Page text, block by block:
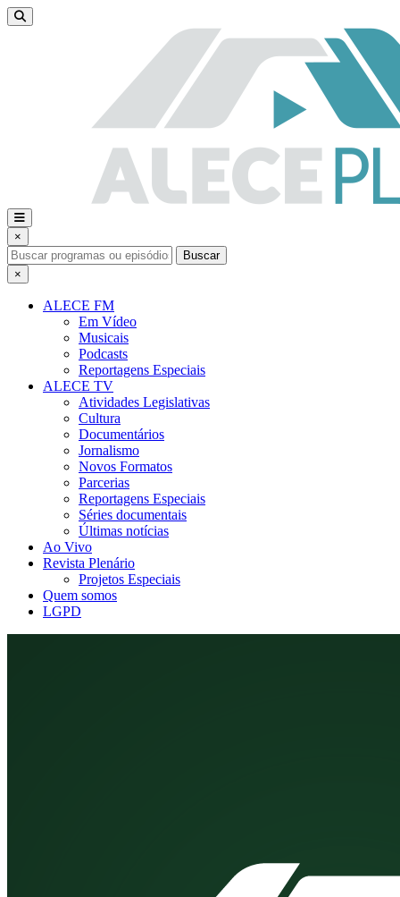
×
Buscar
×
ALECE FM
Em Vídeo
Musicais
Podcasts
Reportagens Especiais
ALECE TV
Atividades Legislativas
Cultura
Documentários
Jornalismo
Novos Formatos
Parcerias
Reportagens Especiais
Séries documentais
Últimas notícias
Ao Vivo
Revista Plenário
Projetos Especiais
Quem somos
LGPD